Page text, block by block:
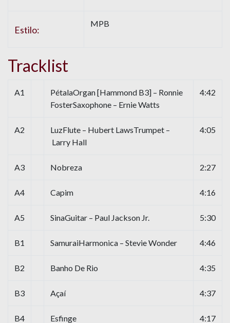
Estilo:
MPB
Tracklist
A1
PétalaOrgan [Hammond B3] – Ronnie
FosterSaxophone – Ernie Watts
4:42
A2
LuzFlute – Hubert LawsTrumpet –
Larry Hall
4:05
A3 Nobreza 2:27
A4 Capim 4:16
A5 SinaGuitar – Paul Jackson Jr. 5:30
B1 SamuraiHarmonica – Stevie Wonder 4:46
B2 Banho De Rio 4:35
B3 Açaí 4:37
B4 Esfinge 4:17